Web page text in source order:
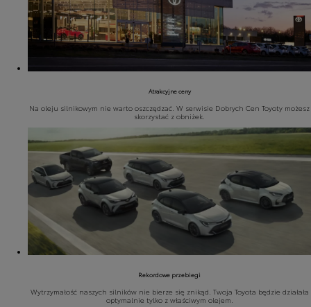
Atrakcyjne ceny
Na oleju silnikowym nie warto oszczędzać. W serwisie Dobrych Cen Toyoty możesz
skorzystać z obniżek.
Rekordowe przebiegi
Wytrzymałość naszych silników nie bierze się znikąd. Twoja Toyota będzie działała
optymalnie tylko z właściwym olejem.